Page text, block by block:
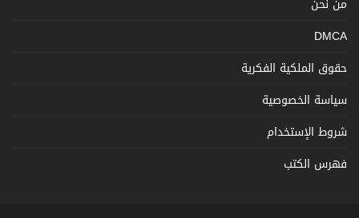
من نحن
DMCA
حقوق الملكية الفكرية
سياسة الخصوصية
شروط الإستخدام
فهرس الكتب